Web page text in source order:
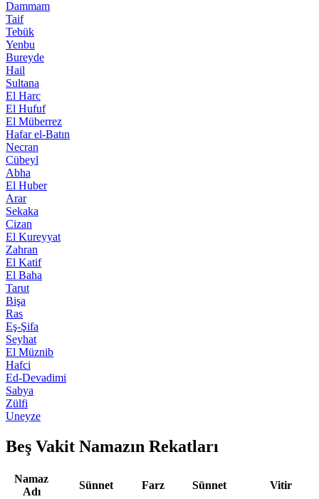
Dammam
Taif
Tebük
Yenbu
Bureyde
Hail
Sultana
El Harc
El Hufuf
El Müberrez
Hafar el-Batın
Necran
Cübeyl
Abha
El Huber
Arar
Sekaka
Cizan
El Kureyyat
Zahran
El Katif
El Baha
Tarut
Bişa
Ras
Eş-Şifa
Seyhat
El Müznib
Hafci
Ed-Devadimi
Sabya
Zülfi
Uneyze
Beş Vakit Namazın Rekatları
Namaz
Adı
Sünnet Farz Sünnet Vitir